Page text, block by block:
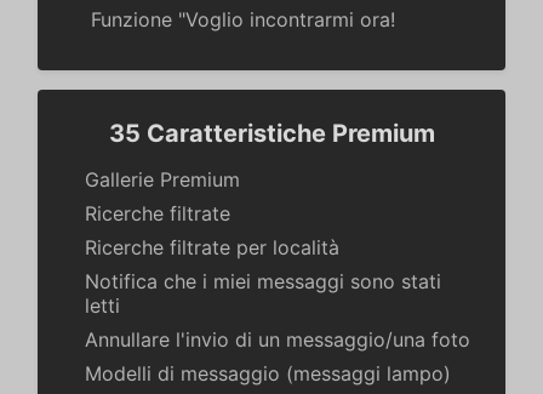
Funzione "Voglio incontrarmi ora!
35 Caratteristiche Premium
Gallerie Premium
Ricerche filtrate
Ricerche filtrate per località
Notifica che i miei messaggi sono stati
letti
Annullare l'invio di un messaggio/una foto
Modelli di messaggio (messaggi lampo)